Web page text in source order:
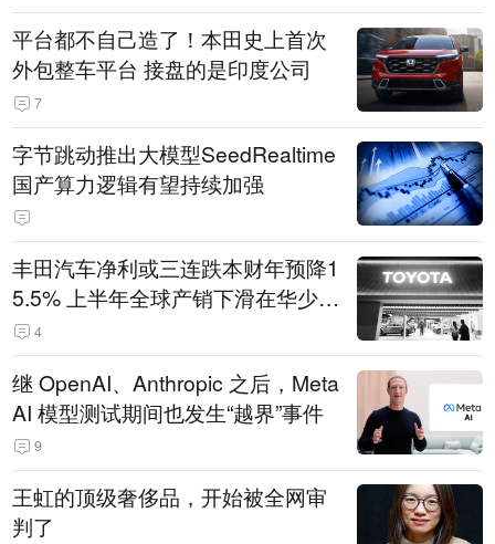
平台都不自己造了！本田史上首次
外包整车平台 接盘的是印度公司
7
字节跳动推出大模型SeedRealtime
国产算力逻辑有望持续加强
丰田汽车净利或三连跌本财年预降1
5.5% 上半年全球产销下滑在华少卖
14.3万辆
4
继 OpenAI、Anthropic 之后，Meta
AI 模型测试期间也发生“越界”事件
9
王虹的顶级奢侈品，开始被全网审
判了